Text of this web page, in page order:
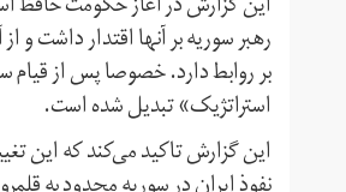
رهبر سوریه بر آنها اقتدار داشت
استراتژیک» تبدیل شده است.
این گزارش تاکید می‌کند که این